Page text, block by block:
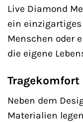
Live Diamond
ein
Menschen oder
die eigene
Tragekomfort
Neben dem
Materialien